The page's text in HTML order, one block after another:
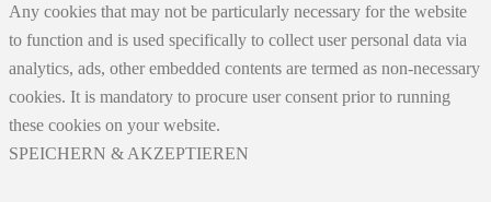
Any cookies that may not be particularly necessary for the website
to function and is used specifically to collect user personal data via
analytics, ads, other embedded contents are termed as non-necessary
cookies. It is mandatory to procure user consent prior to running
these cookies on your website.
SPEICHERN & AKZEPTIEREN